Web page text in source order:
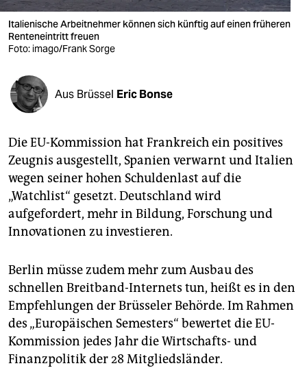
verlag
verlag
shop
fragen & hilfe
unterstützen
abo
genossenschaft
epaper login
Italienische Arbeitnehmer können sich künftig auf einen früheren
Renteneintritt freuen
Foto: imago/Frank Sorge
Aus Brüssel Eric Bonse
Die EU-Kommission hat Frankreich ein positives
Zeugnis ausgestellt, Spanien verwarnt und Italien
wegen seiner hohen Schuldenlast auf die
„Watchlist“ gesetzt. Deutschland wird
aufgefordert, mehr in Bildung, Forschung und
Innovationen zu investieren.
Berlin müsse zudem mehr zum Ausbau des
schnellen Breitband-Internets tun, heißt es in den
Empfehlungen der Brüsseler Behörde. Im Rahmen
des „Europäischen Semesters“ bewertet die EU-
Kommission jedes Jahr die Wirtschafts- und
Finanzpolitik der 28 Mitgliedsländer.